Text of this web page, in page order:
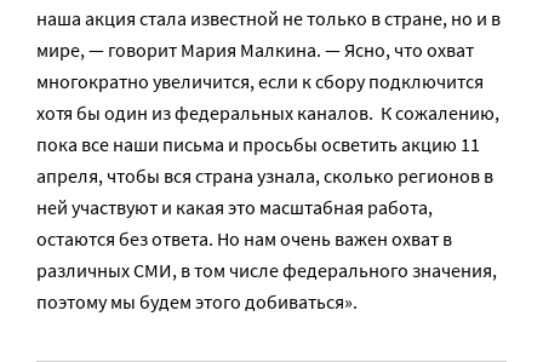
наша акция стала известной не только в стране, но и в
мире, — говорит Мария Малкина. — Ясно, что охват
многократно увеличится, если к сбору подключится
хотя бы один из федеральных каналов. К сожалению,
пока все наши письма и просьбы осветить акцию 11
апреля, чтобы вся страна узнала, сколько регионов в
ней участвуют и какая это масштабная работа,
остаются без ответа. Но нам очень важен охват в
различных СМИ, в том числе федерального значения,
поэтому мы будем этого добиваться».